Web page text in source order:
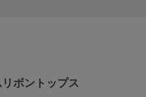
ボントップス